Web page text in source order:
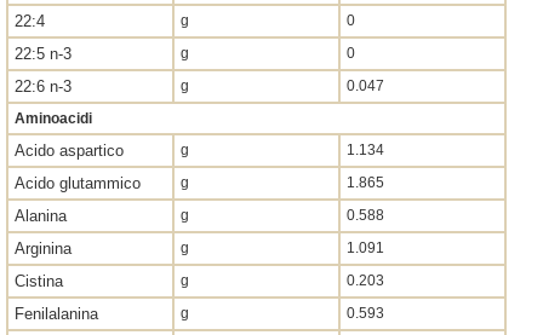
22:4 g 0
22:5 n-3 g 0
22:6 n-3 g
0.047
Aminoacidi
Acido aspartico g 1.134
Acido glutammico g 1.865
Alanina g 0.588
Arginina g 1.091
Cistina g 0.203
Fenilalanina g 0.593